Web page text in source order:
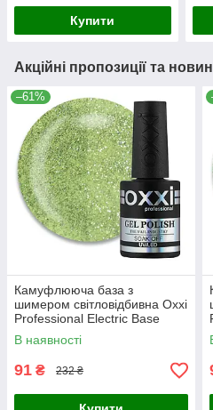
Купити
Акційні пропозиції та
–61%
Камуфлююча база з
шимером світловідбивна Oxxi
Professional Electric Base
№03 оливково-салатовий, 10
мл
В наявності
91 ₴ 232 ₴